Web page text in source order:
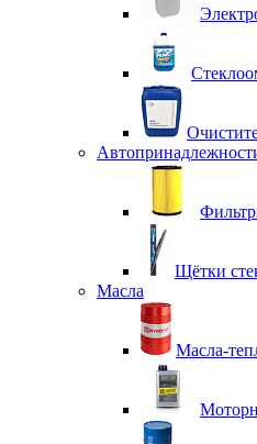
Щётки
Масла
Масла-